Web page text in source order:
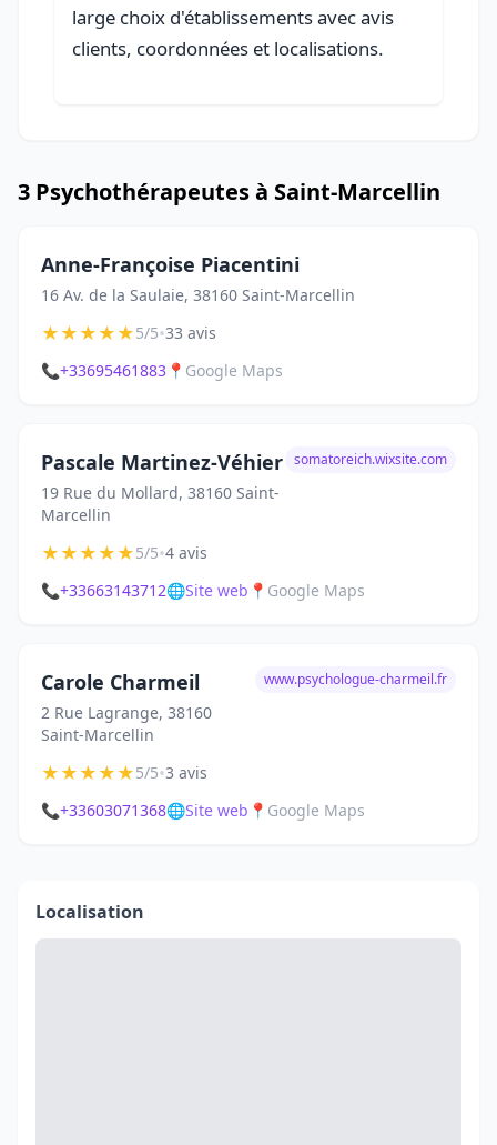
large choix d'établissements avec avis
clients, coordonnées et localisations.
3 Psychothérapeutes à Saint-Marcellin
Anne-Françoise Piacentini
16 Av. de la Saulaie, 38160 Saint-Marcellin
★★★★★5/5•33 avis
📞+33695461883 📍 Google Maps
Pascale Martinez-Véhier
19 Rue du Mollard, 38160 Saint-
Marcellin
somatoreich.wixsite.com
★★★★★5/5•4 avis
📞+33663143712🌐Site web 📍 Google Maps
Carole Charmeil
2 Rue Lagrange, 38160
Saint-Marcellin
www.psychologue-charmeil.fr
★★★★★5/5•3 avis
📞+33603071368🌐Site web 📍 Google Maps
Localisation